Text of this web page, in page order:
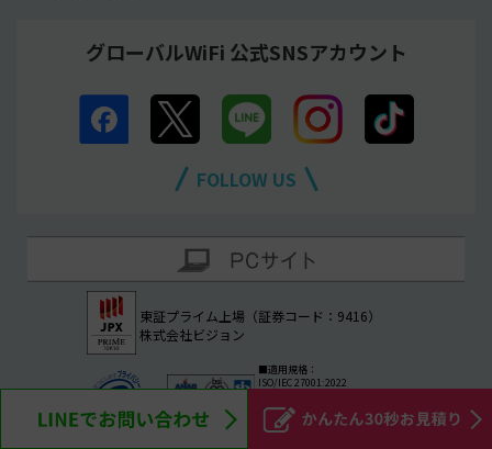
グローバルWiFi 公式SNSアカウント
FOLLOW US
東証プライム上場（証券コード：9416）
株式会社ビジョン
■適用規格：
ISO/IEC 27001:2022
■認証登録番号： IS 650094
■認証登録日： 2016年5月31日
© Vision Inc. All Rights Reserved.